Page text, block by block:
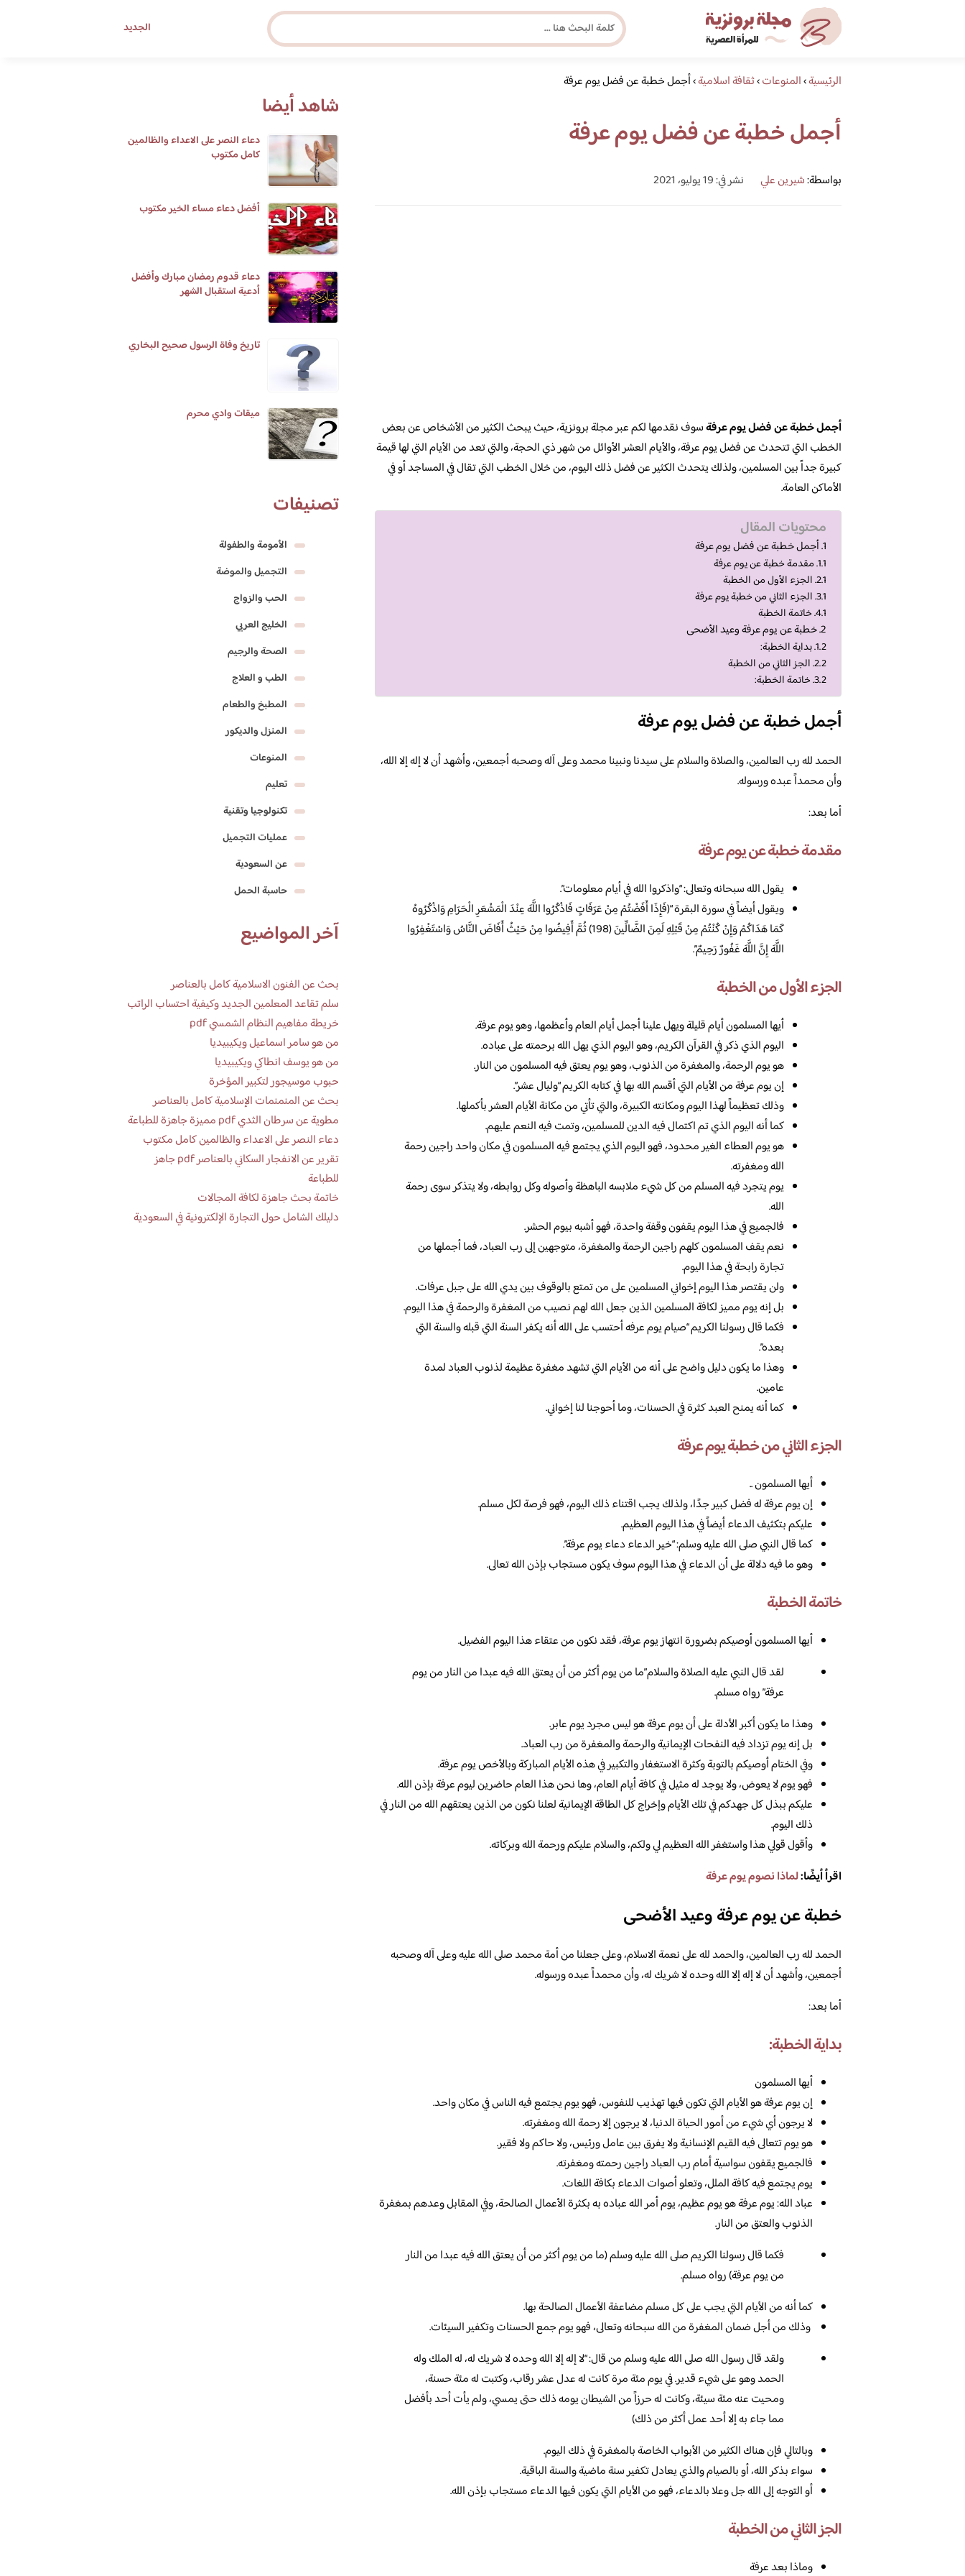
الجديد
مجلة برونزية للفتاة العصرية الرئيسية›المنوعات›ثقافة اسلامية›أجمل خطبة عن فضل يوم عرفة
أجمل خطبة عن فضل يوم عرفة
بواسطة:شيرين علي نشر في: 19 يوليو، 2021
أجمل خطبة عن فضل يوم عرفةسوف نقدمها لكم عبر مجلة برونزية، حيث يبحث الكثير من الأشخاص عن بعض
الخطب التي تتحدث عن فضل يوم عرفة، والأيام العشر الأوائل من شهر ذي الحجة، والتي تعد من الأيام التي لها قيمة
كبيرة جداً بين المسلمين، ولذلك يتحدث الكثير عن فضل ذلك اليوم، من خلال الخطب التي تقال في المساجد أو في
الأماكن العامة.
محتويات المقال
أجمل خطبة عن فضل يوم عرفة
مقدمة خطبة عن يوم عرفة
الجزء الأول من الخطبة
الجزء الثاني من خطبة يوم عرفة
خاتمة الخطبة
خطبة عن يوم عرفة وعيد الأضحى
بداية الخطبة:
الجز الثاني من الخطبة
خاتمة الخطبة:
أجمل خطبة عن فضل يوم عرفة
الحمد لله رب العالمين، والصلاة والسلام على سيدنا ونبينا محمد وعلى آله وصحبه أجمعين، وأشهد أن لا إله إلا الله،
وأن محمداً عبده ورسوله.
أما بعد:
مقدمة خطبة عن يوم عرفة
يقول الله سبحانه وتعالى: “واذكروا الله في أيام معلومات”.
ويقول أيضاً في سورة البقرة “(فَإِذَا أَفَضْتُمْ مِنْ عَرَفَاتٍ فَاذْكُرُوا اللَّهَ عِنْدَ الْمَشْعَرِ الْحَرَامِ وَاذْكُرُوهُ
كَمَا هَدَاكُمْ وَإِنْ كُنْتُمْ مِنْ قَبْلِهِ لَمِنَ الضَّالِّينَ (198) ثُمَّ أَفِيضُوا مِنْ حَيْثُ أَفَاضَ النَّاسُ وَاسْتَغْفِرُوا
اللَّهَ إِنَّ اللَّهَ غَفُورٌ رَحِيمٌ”.
الجزء الأول من الخطبة
أيها المسلمون أيام قليلة ويهل علينا أجمل أيام العام وأعظمها، وهو يوم عرفة.
اليوم الذي ذكر في القرآن الكريم، وهو اليوم الذي يهل الله برحمته على عباده.
هو يوم الرحمة، والمغفرة من الذنوب، وهو يوم يعتق فيه المسلمون من النار.
إن يوم عرفة من الأيام التي أقسم الله بها في كتابه الكريم “وليال عشر”.
وذلك تعظيماً لهذا اليوم ومكانته الكبيرة، والتي تأتي من مكانة الأيام العشر بأكملها.
كما أنه اليوم الذي تم اكتمال فيه الدين للمسلمين، وتمت فيه النعم عليهم.
هو يوم العطاء الغير محدود، فهو اليوم الذي يجتمع فيه المسلمون في مكان واحد راجين رحمة
الله ومغفرته.
يوم يتجرد فيه المسلم من كل شيء ملابسه الباهظة وأصوله وكل روابطه، ولا يتذكر سوى رحمة
الله.
فالجميع في هذا اليوم يقفون وقفة واحدة، فهو أشبه بيوم الحشر.
نعم يقف المسلمون كلهم راجين الرحمة والمغفرة، متوجهين إلى رب العباد، فما أجملها من
تجارة رابحة في هذا اليوم.
ولن يقتصر هذا اليوم إخواني المسلمين على من تمتع بالوقوف بين يدي الله على جبل عرفات.
بل إنه يوم مميز لكافة المسلمين الذين جعل الله لهم نصيب من المغفرة والرحمة في هذا اليوم.
فكما قال رسولنا الكريم “صيام يوم عرفه أحتسب على الله أنه يكفر السنة التي قبله والسنة التي
بعده”.
وهذا ما يكون دليل واضح على أنه من الأيام التي تشهد مغفرة عظيمة لذنوب العباد لمدة
عامين.
كما أنه يمنح العبد كثرة في الحسنات، وما أحوجنا لنا إخواني.
الجزء الثاني من خطبة يوم عرفة
أيها المسلمون ..
إن يوم عرفة له فضل كبير جدًا، ولذلك يجب اقتناء ذلك اليوم، فهو فرصة لكل مسلم.
عليكم بتكثيف الدعاء أيضاً في هذا اليوم العظيم.
كما قال النبي صلى الله عليه وسلم: “خير الدعاء دعاء يوم عرفة”.
وهو ما فيه دلالة على أن الدعاء في هذا اليوم سوف يكون مستجاب بإذن الله تعالى.
خاتمة الخطبة
أيها المسلمون أوصيكم بضرورة انتهاز يوم عرفة، فقد نكون من عتقاء هذا اليوم الفضيل.
لقد قال النبي عليه الصلاة والسلام”ما من يوم أكثر من أن يعتق الله فيه عبدا من النار من يوم
عرفة” رواه مسلم.
وهذا ما يكون أكبر الأدلة على أن يوم عرفة هو ليس مجرد يوم عابر.
بل إنه يوم تزداد فيه النفحات الإيمانية والرحمة والمغفرة من رب العباد.
وفي الختام أوصيكم بالتوبة وكثرة الاستغفار والتكبير في هذه الأيام المباركة وبالأخص يوم عرفة.
فهو يوم لا يعوض، ولا يوجد له مثيل في كافة أيام العام، وها نحن هذا العام حاضرين ليوم عرفة بإذن الله.
عليكم ببذل كل جهدكم في تلك الأيام وإخراج كل الطاقة الإيمانية لعلنا نكون من الذين يعتقهم الله من النار في
ذلك اليوم.
وأقول قولي هذا واستغفر الله العظيم لي ولكم، والسلام عليكم ورحمة الله وبركاته.
اقرأ أيضًا:لماذا نصوم يوم عرفة
خطبة عن يوم عرفة وعيد الأضحى
الحمد لله رب العالمين، والحمد لله على نعمة الاسلام، وعلى جعلنا من أمة محمد صلى الله عليه وعلى آله وصحبه
أجمعين، وأشهد أن لا إله إلا الله وحده لا شريك له، وأن محمداً عبده ورسوله.
أما بعد:
بداية الخطبة:
أيها المسلمون
إن يوم عرفة هو الأيام التي تكون فيها تهذيب للنفوس، فهو يوم يجتمع فيه الناس في مكان واحد.
لا يرجون أي شيء من أمور الحياة الدنيا، لا يرجون إلا رحمة الله ومغفرته.
هو يوم تتعالى فيه القيم الإنسانية ولا يفرق بين عامل ورئيس، ولا حاكم ولا فقير.
فالجميع يقفون سواسية أمام رب العباد راجين رحمته ومغفرته.
يوم يجتمع فيه كافة الملل، وتعلو أصوات الدعاء بكافة اللغات.
عباد الله: يوم عرفة هو يوم عظيم، يوم أمر الله عباده به بكثرة الأعمال الصالحة، وفي المقابل وعدهم بمغفرة
الذنوب والعتق من النار.
فكما قال رسولنا الكريم صلى الله عليه وسلم (ما من يوم أكثر من أن يعتق الله فيه عبدا من النار
من يوم عرفة) رواه مسلم.
كما أنه من الأيام التي يجب على كل مسلم مضاعفة الأعمال الصالحة بها.
وذلك من أجل ضمان المغفرة من الله سبحانه وتعالى، فهو يوم جمع الحسنات وتكفير السيئات.
ولقد قال رسول الله صلى الله عليه وسلم من قال: “لا إله إلا الله وحده لا شريك له، له الملك وله
الحمد وهو على شيء قدير. في يوم مئة مرة كانت له عدل عشر رقاب، وكتبت له مئة حسنة،
ومحيت عنه مئة سيئة، وكانت له حرزاً من الشيطان يومه ذلك حتى يمسي، ولم يأت أحد بأفضل
مما جاء به إلا أحد عمل أكثر من ذلك)
وبالتالي فإن هناك الكثير من الأبواب الخاصة بالمغفرة في ذلك اليوم.
سواء بذكر الله، أو بالصيام والذي يعادل تكفير سنة ماضية والسنة الباقية.
أو التوجه إلى الله جل وعلا بالدعاء، فهو من الأيام التي يكون فيها الدعاء مستجاب بإذن الله.
الجز الثاني من الخطبة
وماذا بعد عرفة
شاهد أيضا
دعاء النصر على الاعداء والظالمين
كامل مكتوب
أفضل دعاء مساء الخير مكتوب
دعاء قدوم رمضان مبارك وأفضل
أدعية استقبال الشهر
تاريخ وفاة الرسول صحيح البخاري
ميقات وادي محرم
تصنيفات
الأمومة والطفولة
التجميل والموضة
الحب والزواج
الخليج العربي
الصحة والرجيم
الطب و العلاج
المطبخ والطعام
المنزل والديكور
المنوعات
تعليم
تكنولوجيا وتقنية
عمليات التجميل
عن السعودية
حاسبة الحمل
آخر المواضيع
بحث عن الفنون الاسلامية كامل بالعناصر
سلم تقاعد المعلمين الجديد وكيفية احتساب الراتب
خريطة مفاهيم النظام الشمسي pdf
من هو سامر اسماعيل ويكيبيديا
من هو يوسف انطاكي ويكيبيديا
حبوب موسيجور لتكبير المؤخرة
بحث عن المنمنمات الإسلامية كامل بالعناصر
مطوية عن سرطان الثدي pdf مميزة جاهزة للطباعة
دعاء النصر على الاعداء والظالمين كامل مكتوب
تقرير عن الانفجار السكاني بالعناصر pdf جاهز
للطباعة
خاتمة بحث جاهزة لكافة المجالات
دليلك الشامل حول التجارة الإلكترونية في السعودية